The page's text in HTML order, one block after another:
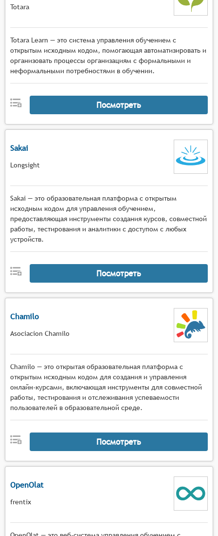
Totara
Totara Learn — это система управления обучением с
открытым исходным кодом, помогающая автоматизировать и
организовать процессы организациям с формальными и
неформальными потребностями в обучении.
Посмотреть
Sakai
Longsight
Sakai — это образовательная платформа с открытым
исходным кодом для управления обучением,
предоставляющая инструменты создания курсов, совместной
работы, тестирования и аналитики с доступом с любых
устройств.
Посмотреть
Chamilo
Asociacion Chamilo
Chamilo — это открытая образовательная платформа с
открытым исходным кодом для создания и управления
онлайн-курсами, включающая инструменты для совместной
работы, тестирования и отслеживания успеваемости
пользователей в образовательной среде.
Посмотреть
OpenOlat
frentix